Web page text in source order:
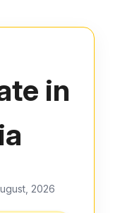
in
2026